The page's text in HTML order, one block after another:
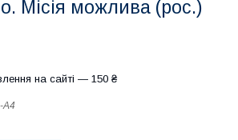
Місія можлива (рос.)
на сайті — 150 ₴